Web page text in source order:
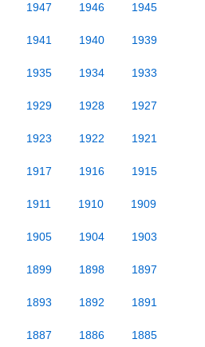
1947 1946 1945
1941 1940 1939
1935 1934 1933
1929 1928 1927
1923 1922 1921
1917 1916 1915
1911 1910 1909
1905 1904 1903
1899 1898 1897
1893 1892 1891
1887 1886 1885